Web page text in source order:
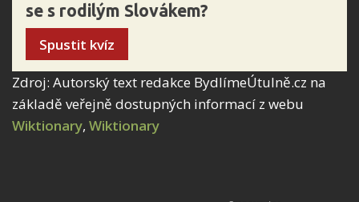
se s rodilým Slovákem?
Spustit kvíz
Zdroj: Autorský text redakce BydlímeÚtulně.cz na
základě veřejně dostupných informací z webu
Wiktionary, Wiktionary